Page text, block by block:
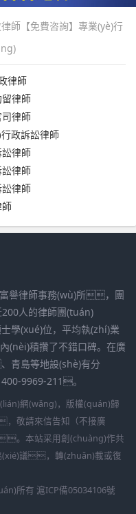
師【免費咨詢】專業(yè)行
律師
留律師
司律師
行政訴訟律師
訟律師
訟律師
律師
師
富譽律師事務(wù)所，團
人的律師團(tuán)
(xué)位，平均執(zhí)業
積攢了不錯口碑。在廣
島等地設(shè)有分
9969-211。
網(wǎng)，版權(quán)歸
敬請來信告知（不接廣
本站采用創(chuàng)作共
(xié)議，轉(zhuǎn)載或復
所有 滬ICP備05034106號